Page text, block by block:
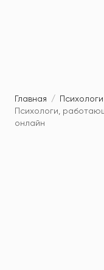
Главная / Психологи
Психологи,
онлайн